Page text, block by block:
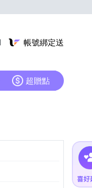
帳號綁定送
超贈點